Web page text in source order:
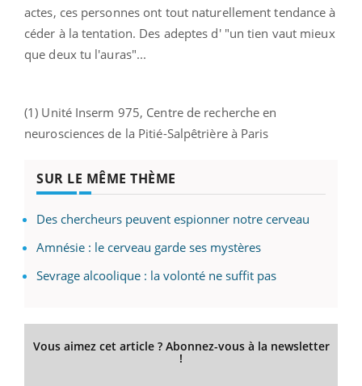
actes, ces personnes ont tout naturellement tendance à
céder à la tentation. Des adeptes d' "un tien vaut mieux
que deux tu l'auras"...
(1) Unité Inserm 975, Centre de recherche en
neurosciences de la Pitié-Salpêtrière à Paris
SUR LE MÊME THÈME
Des chercheurs peuvent espionner notre cerveau
Amnésie : le cerveau garde ses mystères
Sevrage alcoolique : la volonté ne suffit pas
Vous aimez cet article ? Abonnez-vous à la newsletter
!